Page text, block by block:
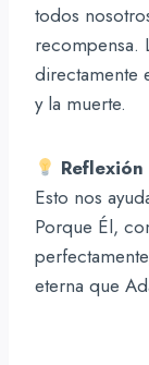
todos
recompensa.
directamente
y la muerte.
Esto nos
Porque Él,
eterna que